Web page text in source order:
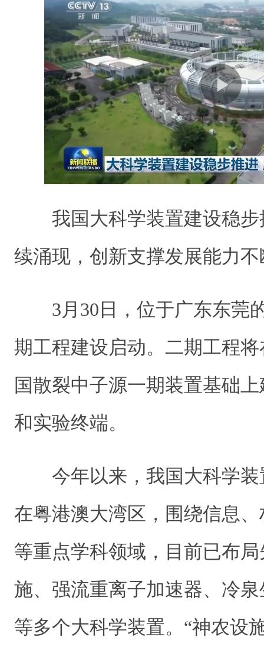
我国大科学装置建设稳
续涌现，创新支撑发展能力
3月30日，位于广东东莞
期工程建设启动。二期工程
国散裂中子源一期装置基础
和实验终端。
今年以来，我国大科学
在粤港澳大湾区，围绕信息
等重点学科领域，目前已布
施、强流重离子加速器、冷
等多个大科学装置。“神农设